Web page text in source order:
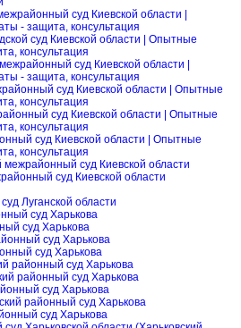
суд Киевской области |
- защита, консультация
суд Киевской области | Опытные
консультация
суд Киевской области |
- защита, консультация
суд Киевской области | Опытные
консультация
суд Киевской области | Опытные
консультация
суд Киевской области | Опытные
консультация
межрайонный суд Киевской области
суд Киевской области
Луганской области
суд Харькова
суд Харькова
суд Харькова
суд Харькова
районный суд Харькова
районный суд Харькова
суд Харькова
районный суд Харькова
суд Харькова